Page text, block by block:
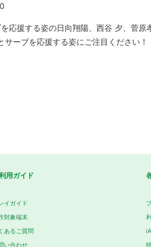
応援する姿の日向翔陽、西谷 夕、菅原
ーブを応援する姿にご注目ください！
用ガイド
イガイド
対象端末
あるご質問
い合わせ